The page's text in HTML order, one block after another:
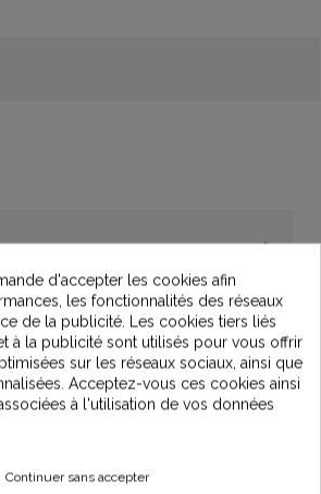
pour électrolyseur LM2-10
LM2‑10 est une pièce de rechange
électrolyseurs au sel Zodiac /
manuel de produits chimiques.
d'accepter les cookies afin
les fonctionnalités des réseaux
de la publicité. Les cookies tiers liés
à la publicité sont utilisés pour vous offrir
sur les réseaux sociaux, ainsi que
Acceptez-vous ces cookies ainsi
à l'utilisation de vos données
Continuer sans accepter